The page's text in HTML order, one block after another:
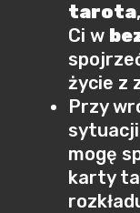
tarota
Ci w
życie z
Przy
mogę
karty